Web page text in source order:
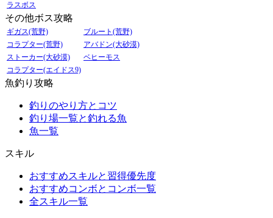
ラスボス
その他ボス攻略
ギガス(荒野)
ブルート(荒野)
コラプター(荒野)
アバドン(大砂漠)
ストーカー(大砂漠)
ベヒーモス
コラプター(エイドス9)
魚釣り攻略
釣りのやり方とコツ
釣り場一覧と釣れる魚
魚一覧
スキル
おすすめスキルと習得優先度
おすすめコンボとコンボ一覧
全スキル一覧